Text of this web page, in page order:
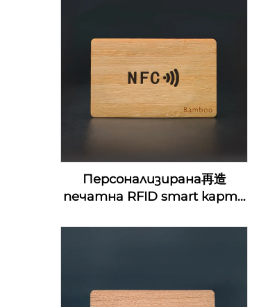
Персонализирана再造
печатна RFID smart карта
13.56Mhz дървена NFC